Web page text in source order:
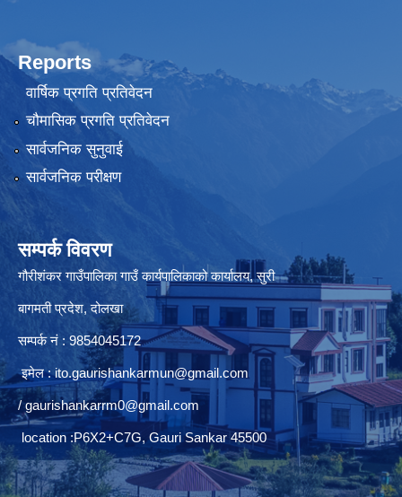
Reports
वार्षिक प्रगति प्रतिवेदन
चौमासिक प्रगति प्रतिवेदन
सार्वजनिक सुनुवाई
सार्वजनिक परीक्षण
सम्पर्क विवरण
गौरीशंकर गाउँपालिका गाउँ कार्यपालिकाको कार्यालय, सुरी
बागमती प्रदेश, दोलखा
सम्पर्क नं : 9854045172
इमेल :ito.gaurishankarmun@gmail.com
/gaurishankarrm0@gmail.com
location :P6X2+C7G, Gauri Sankar 45500